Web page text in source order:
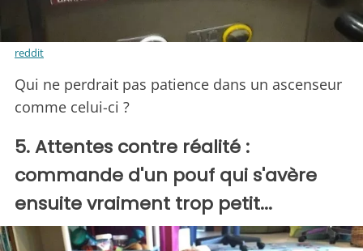
reddit
Qui ne perdrait pas patience dans un ascenseur
comme celui-ci ?
5. Attentes contre réalité :
commande d'un pouf qui s'avère
ensuite vraiment trop petit...